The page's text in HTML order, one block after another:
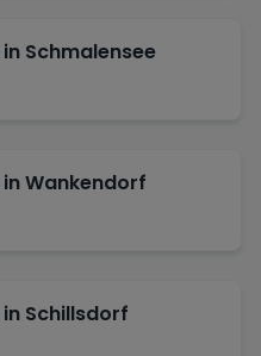
Schmalensee
Wankendorf
Schillsdorf